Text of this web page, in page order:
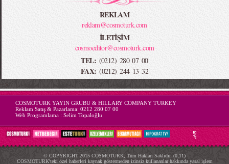
REKLAM
reklam@cosmoturk.com
İLETİŞİM
cosmoeditor@cosmoturk.com
TEL: (0212) 280 07 00
FAX: (0212) 244 13 32
-->
COSMOTURK YAYIN GRUBU & HILLARY COMPANY TURKEY
Reklam Satış & Pazarlama: 0212 280 07 00
Web Programlama : Selim Topaloğlu
© COPYRIGHT 2015 COSMOTURK, Tüm Hakları Saklıdır. (0,11)
COSMOTURK'teki özel haberleri kaynak göstermeden izinsiz kullananlar hakkında yasal işlem